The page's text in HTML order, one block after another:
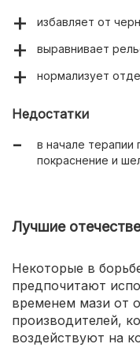
избавляет от
выравнивает
нормализует
Недостатки
в начале терапии
покраснение и
Лучшие
Некоторые в
предпочитают
временем мази от
производителей,
воздействуют на